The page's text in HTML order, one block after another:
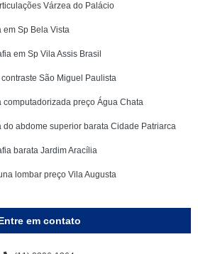
Várzea do Palácio
em Sp Bela Vista
em Sp Vila Assis Brasil
São Miguel Paulista
preço Água Chata
abdome superior barata Cidade Patriarca
barata Jardim Aracília
lombar preço Vila Augusta
em contato